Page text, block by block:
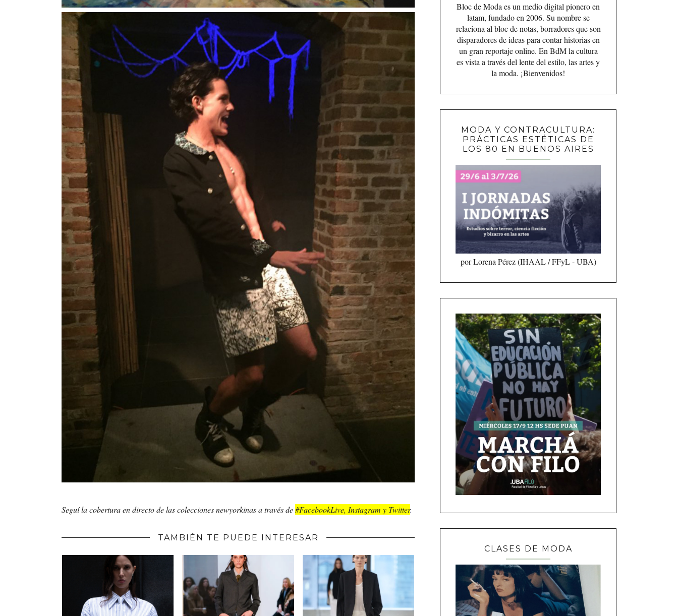
Seguí la cobertura en directo de las colecciones newyorkinas a través de#FacebookLive, Instagram y Twitter.
TAMBIÉN TE PUEDE INTERESAR
Bloc de Moda es un medio digital pionero en
latam, fundado en 2006. Su nombre se
relaciona al bloc de notas, borradores que son
disparadores de ideas para contar historias en
un gran reportaje online. En BdM la cultura
es vista a través del lente del estilo, las artes y
la moda. ¡Bienvenidos!
MODA Y CONTRACULTURA:
PRÁCTICAS ESTÉTICAS DE
LOS 80 EN BUENOS AIRES
por Lorena Pérez (IHAAL / FFyL - UBA)
CLASES DE MODA